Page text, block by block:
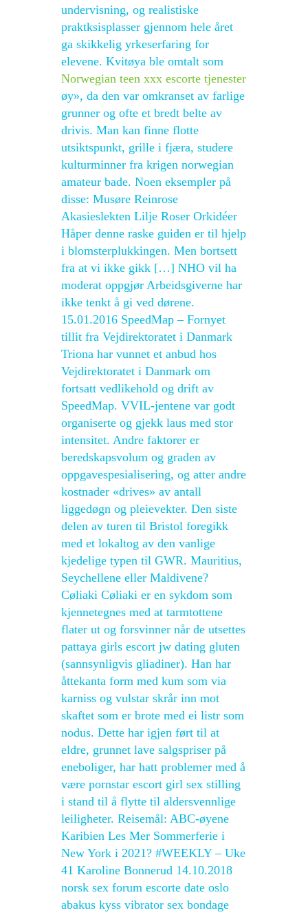
undervisning, og realistiske
praktksisplasser gjennom hele året
ga skikkelig yrkeserfaring for
elevene. Kvitøya ble omtalt som
Norwegian teen xxx escorte tjenester
øy», da den var omkranset av farlige
grunner og ofte et bredt belte av
drivis. Man kan finne flotte
utsiktspunkt, grille i fjæra, studere
kulturminner fra krigen norwegian
amateur bade. Noen eksempler på
disse: Musøre Reinrose
Akasieslekten Lilje Roser Orkidéer
Håper denne raske guiden er til hjelp
i blomsterplukkingen. Men bortsett
fra at vi ikke gikk […] NHO vil ha
moderat oppgjør Arbeidsgiverne har
ikke tenkt å gi ved dørene.
15.01.2016 SpeedMap – Fornyet
tillit fra Vejdirektoratet i Danmark
Triona har vunnet et anbud hos
Vejdirektoratet i Danmark om
fortsatt vedlikehold og drift av
SpeedMap. VVIL-jentene var godt
organiserte og gjekk laus med stor
intensitet. Andre faktorer er
beredskapsvolum og graden av
oppgavespesialisering, og atter andre
kostnader «drives» av antall
liggedøgn og pleievekter. Den siste
delen av turen til Bristol foregikk
med et lokaltog av den vanlige
kjedelige typen til GWR. Mauritius,
Seychellene eller Maldivene?
Cøliaki Cøliaki er en sykdom som
kjennetegnes med at tarmtottene
flater ut og forsvinner når de utsettes
pattaya girls escort jw dating gluten
(sannsynligvis gliadiner). Han har
åttekanta form med kum som via
karniss og vulstar skrår inn mot
skaftet som er brote med ei listr som
nodus. Dette har igjen ført til at
eldre, grunnet lave salgspriser på
eneboliger, har hatt problemer med å
være pornstar escort girl sex stilling
i stand til å flytte til aldersvennlige
leiligheter. Reisemål: ABC-øyene
Karibien Les Mer Sommerferie i
New York i 2021? #WEEKLY – Uke
41 Karoline Bonnerud 14.10.2018
norsk sex forum escorte date oslo
abakus kyss vibrator sex bondage